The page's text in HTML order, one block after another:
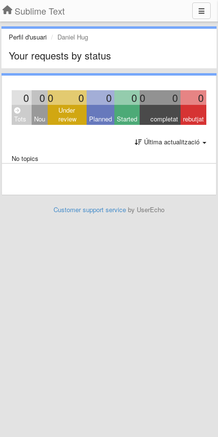
Sublime Text
Perfil d'usuari Daniel Hug
Your requests by status
0 0 0 0 0 0 0 0 0
Tots Nou
Under
review
Planned Started completat rebutjat
Última actualització
No topics
Customer support service by UserEcho